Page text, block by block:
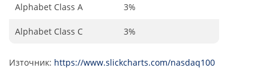
Alphabet Class A 3%
Alphabet Class C 3%
Източник: https://www.slickcharts.com/nasdaq100